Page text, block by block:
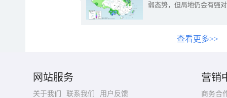
弱态势，但局地仍会有强
查看更多>>
网站服务
关于我们 联系我们
用户反馈
营销
商务合